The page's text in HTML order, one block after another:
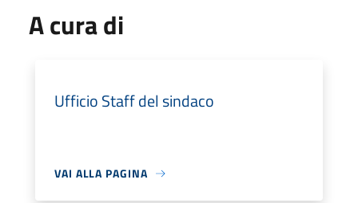
A cura di
Ufficio Staff del sindaco
VAI ALLA PAGINA